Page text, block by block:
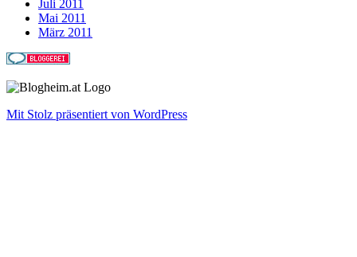
Juli 2011
Mai 2011
März 2011
Mit Stolz präsentiert von WordPress